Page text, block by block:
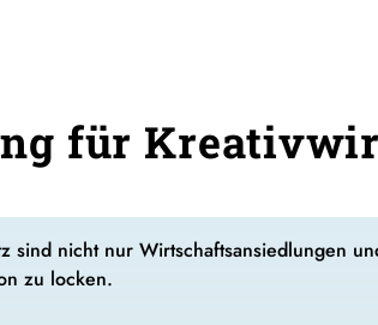
für
sind nicht nur Wirtschaftsansiedlungen
zu locken.